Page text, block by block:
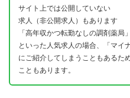
サイト上では公開していない
求人（非公開求人）もあります
「高年収かつ転勤なしの調剤薬局
といった人気求人の場合、「マイ
にご紹介してしまうこともあるた
こともあります。